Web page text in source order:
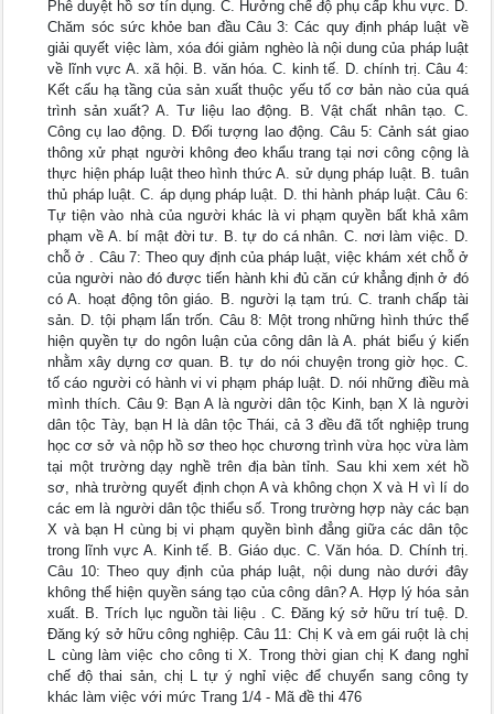
Phê duyệt hồ sơ tín dụng. C. Hưởng chế độ phụ cấp khu vực. D.
Chăm sóc sức khỏe ban đầu Câu 3: Các quy định pháp luật về
giải quyết việc làm, xóa đói giảm nghèo là nội dung của pháp luật
về lĩnh vực A. xã hội. B. văn hóa. C. kinh tế. D. chính trị. Câu 4:
Kết cấu hạ tầng của sản xuất thuộc yếu tố cơ bản nào của quá
trình sản xuất? A. Tư liệu lao động. B. Vật chất nhân tạo. C.
Công cụ lao động. D. Đối tượng lao động. Câu 5: Cảnh sát giao
thông xử phạt người không đeo khẩu trang tại nơi công cộng là
thực hiện pháp luật theo hình thức A. sử dụng pháp luật. B. tuân
thủ pháp luật. C. áp dụng pháp luật. D. thi hành pháp luật. Câu 6:
Tự tiện vào nhà của người khác là vi phạm quyền bất khả xâm
phạm về A. bí mật đời tư. B. tự do cá nhân. C. nơi làm việc. D.
chỗ ở . Câu 7: Theo quy định của pháp luật, việc khám xét chỗ ở
của người nào đó được tiến hành khi đủ căn cứ khẳng định ở đó
có A. hoạt động tôn giáo. B. người lạ tạm trú. C. tranh chấp tài
sản. D. tội phạm lẩn trốn. Câu 8: Một trong những hình thức thể
hiện quyền tự do ngôn luận của công dân là A. phát biểu ý kiến
nhằm xây dựng cơ quan. B. tự do nói chuyện trong giờ học. C.
tố cáo người có hành vi vi phạm pháp luật. D. nói những điều mà
mình thích. Câu 9: Bạn A là người dân tộc Kinh, bạn X là người
dân tộc Tày, bạn H là dân tộc Thái, cả 3 đều đã tốt nghiệp trung
học cơ sở và nộp hồ sơ theo học chương trình vừa học vừa làm
tại một trường dạy nghề trên địa bàn tỉnh. Sau khi xem xét hồ
sơ, nhà trường quyết định chọn A và không chọn X và H vì lí do
các em là người dân tộc thiểu số. Trong trường hợp này các bạn
X và bạn H cùng bị vi phạm quyền bình đẳng giữa các dân tộc
trong lĩnh vực A. Kinh tế. B. Giáo dục. C. Văn hóa. D. Chính trị.
Câu 10: Theo quy định của pháp luật, nội dung nào dưới đây
không thể hiện quyền sáng tạo của công dân? A. Hợp lý hóa sản
xuất. B. Trích lục nguồn tài liệu . C. Đăng ký sở hữu trí tuệ. D.
Đăng ký sở hữu công nghiệp. Câu 11: Chị K và em gái ruột là chị
L cùng làm việc cho công ti X. Trong thời gian chị K đang nghỉ
chế độ thai sản, chị L tự ý nghỉ việc để chuyển sang công ty
khác làm việc với mức Trang 1/4 - Mã đề thi 476